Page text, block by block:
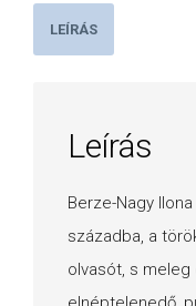
LEÍRÁS
Leírás
Berze-Nagy
századba, a
olvasót, s